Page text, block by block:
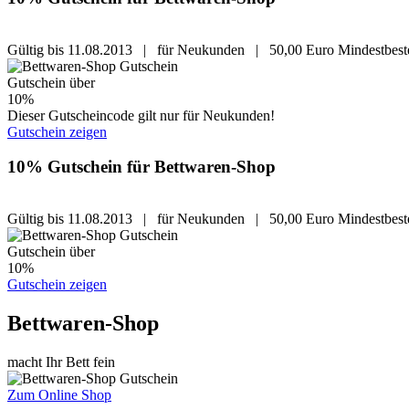
Gültig bis 11.08.2013 | für Neukunden | 50,00 Euro
Gutschein über
10%
Dieser Gutscheincode gilt nur für Neukunden!
Gutschein zeigen
10% Gutschein für Bettwaren-Shop
Gültig bis 11.08.2013 | für Neukunden | 50,00 Euro
Gutschein über
10%
Gutschein zeigen
Bettwaren-Shop
macht Ihr Bett fein
Zum Online Shop